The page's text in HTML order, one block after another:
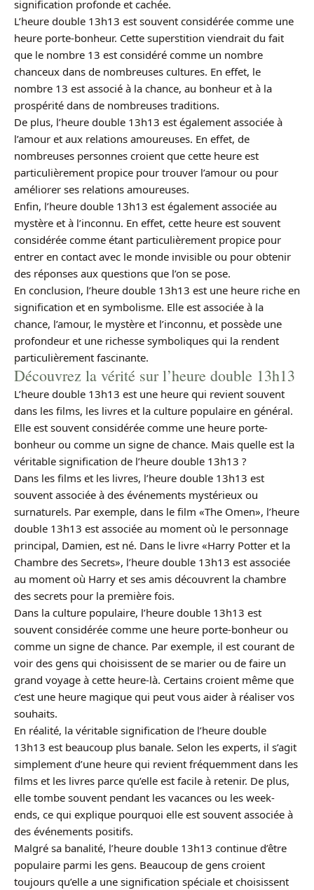
signification profonde et cachée.
L’heure double 13h13 est souvent considérée comme une
heure porte-bonheur. Cette superstition viendrait du fait
que le nombre 13 est considéré comme un nombre
chanceux dans de nombreuses cultures. En effet, le
nombre 13 est associé à la chance, au bonheur et à la
prospérité dans de nombreuses traditions.
De plus, l’heure double 13h13 est également associée à
l’amour et aux relations amoureuses. En effet, de
nombreuses personnes croient que cette heure est
particulièrement propice pour trouver l’amour ou pour
améliorer ses relations amoureuses.
Enfin, l’heure double 13h13 est également associée au
mystère et à l’inconnu. En effet, cette heure est souvent
considérée comme étant particulièrement propice pour
entrer en contact avec le monde invisible ou pour obtenir
des réponses aux questions que l’on se pose.
En conclusion, l’heure double 13h13 est une heure riche en
signification et en symbolisme. Elle est associée à la
chance, l’amour, le mystère et l’inconnu, et possède une
profondeur et une richesse symboliques qui la rendent
particulièrement fascinante.
Découvrez la vérité sur l’heure double 13h13
L’heure double 13h13 est une heure qui revient souvent
dans les films, les livres et la culture populaire en général.
Elle est souvent considérée comme une heure porte-
bonheur ou comme un signe de chance. Mais quelle est la
véritable signification de l’heure double 13h13 ?
Dans les films et les livres, l’heure double 13h13 est
souvent associée à des événements mystérieux ou
surnaturels. Par exemple, dans le film «The Omen», l’heure
double 13h13 est associée au moment où le personnage
principal, Damien, est né. Dans le livre «Harry Potter et la
Chambre des Secrets», l’heure double 13h13 est associée
au moment où Harry et ses amis découvrent la chambre
des secrets pour la première fois.
Dans la culture populaire, l’heure double 13h13 est
souvent considérée comme une heure porte-bonheur ou
comme un signe de chance. Par exemple, il est courant de
voir des gens qui choisissent de se marier ou de faire un
grand voyage à cette heure-là. Certains croient même que
c’est une heure magique qui peut vous aider à réaliser vos
souhaits.
En réalité, la véritable signification de l’heure double
13h13 est beaucoup plus banale. Selon les experts, il s’agit
simplement d’une heure qui revient fréquemment dans les
films et les livres parce qu’elle est facile à retenir. De plus,
elle tombe souvent pendant les vacances ou les week-
ends, ce qui explique pourquoi elle est souvent associée à
des événements positifs.
Malgré sa banalité, l’heure double 13h13 continue d’être
populaire parmi les gens. Beaucoup de gens croient
toujours qu’elle a une signification spéciale et choisissent